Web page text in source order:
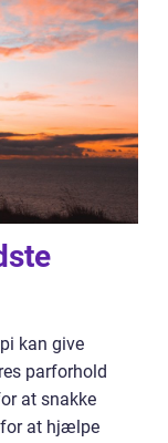
kan give
parforhold
at snakke
for at hjælpe